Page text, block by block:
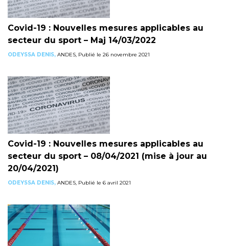
Covid-19 : Nouvelles mesures applicables au
secteur du sport – Maj 14/03/2022
ODEYSSA DENIS, ANDES, Publié le 26 novembre 2021
Covid-19 : Nouvelles mesures applicables au
secteur du sport – 08/04/2021 (mise à jour au
20/04/2021)
ODEYSSA DENIS, ANDES, Publié le 6 avril 2021